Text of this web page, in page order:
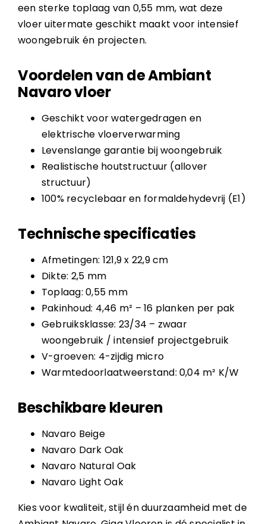
een sterke toplaag van 0,55 mm, wat deze
vloer uitermate geschikt maakt voor intensief
woongebruik én projecten.
Voordelen van de Ambiant
Navaro vloer
Geschikt voor watergedragen en
elektrische vloerverwarming
Levenslange garantie bij woongebruik
Realistische houtstructuur (allover
structuur)
100% recyclebaar en formaldehydevrij (E1)
Technische specificaties
Afmetingen: 121,9 x 22,9 cm
Dikte: 2,5 mm
Toplaag: 0,55 mm
Pakinhoud: 4,46 m² – 16 planken per pak
Gebruiksklasse: 23/34 – zwaar
woongebruik / intensief projectgebruik
V-groeven: 4-zijdig micro
Warmtedoorlaatweerstand: 0,04 m² K/W
Beschikbare kleuren
Navaro Beige
Navaro Dark Oak
Navaro Natural Oak
Navaro Light Oak
Kies voor kwaliteit, stijl én duurzaamheid met de